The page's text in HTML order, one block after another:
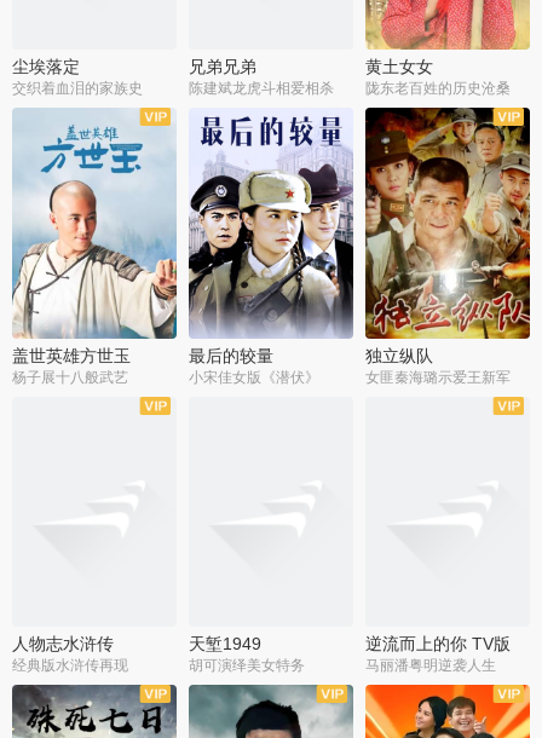
尘埃落定
交织着血泪的家族史
兄弟兄弟
陈建斌龙虎斗相爱相杀
黄土女女
陇东老百姓的历史沧桑
全36集
盖世英雄方世玉
杨子展十八般武艺
全28集
最后的较量
小宋佳女版《潜伏》
全44集
独立纵队
女匪秦海璐示爱王新军
人物志水浒传
经典版水浒传再现
天堑1949
胡可演绎美女特务
逆流而上的你 TV版
马丽潘粤明逆袭人生
全34集
全21集 全35集